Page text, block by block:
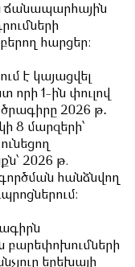
ճանապարհային
հարցեր:
է կայացվել
որի 1-ին փուլով
2026 թ․
8 մարզերի՝
2026 թ.
հանձնվող
բարեփոխումների
երեխայի